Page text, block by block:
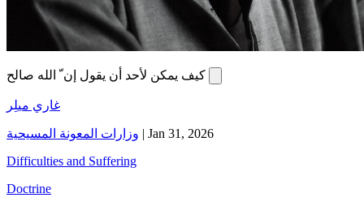
غاري ميلِر
وزارات المعونة المسيحية | Jan 31, 2026
Difficulties and Suffering
Doctrine